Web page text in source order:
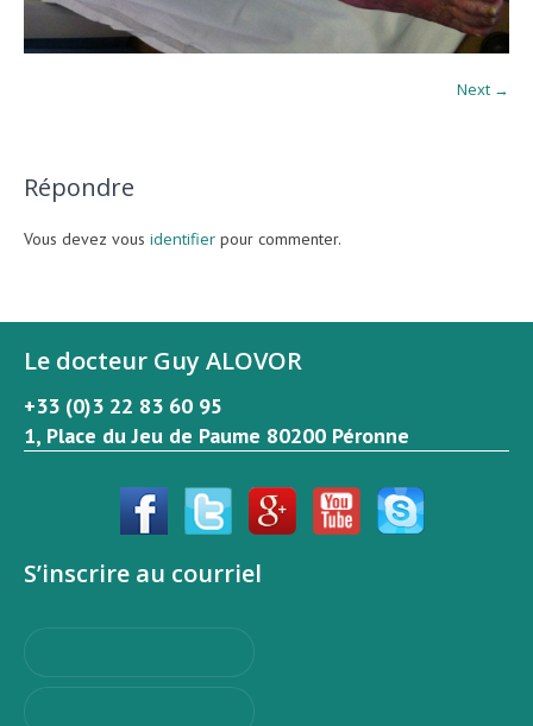
Next →
Répondre
Vous devez vous identifier pour commenter.
Le docteur Guy ALOVOR
+33 (0)3 22 83 60 95
1, Place du Jeu de Paume 80200 Péronne
S’inscrire au courriel